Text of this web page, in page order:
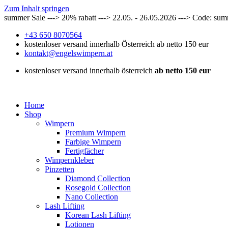
Zum Inhalt springen
summer Sale ---> 20% rabatt ---> 22.05. - 26.05.2026 ---> Code:
+43 650 8070564
kostenloser versand innerhalb Österreich ab netto 150 eur
kontakt@engelswimpern.at
kostenloser versand innerhalb österreich ab netto 150 eur
Home
Shop
Wimpern
Premium Wimpern
Farbige Wimpern
Fertigfächer
Wimpernkleber
Pinzetten
Diamond Collection
Rosegold Collection
Nano Collection
Lash Lifting
Korean Lash Lifting
Lotionen